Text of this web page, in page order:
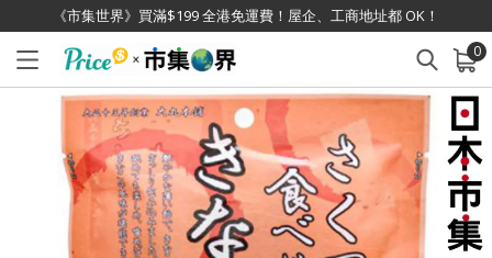
《市集世界》買滿$199 全港免運費！屋企、工商地址都 OK！
0
已加入購物車 查看